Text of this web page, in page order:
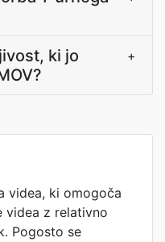
ki jo
+
videa, ki omogoča
videa z relativno
Pogosto se